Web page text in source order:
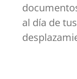
al día de